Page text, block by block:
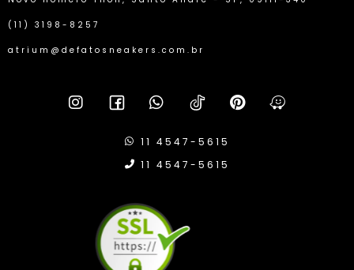
(11) 3198-8257
atrium@defatosneakers.com.br
11 4547-5615
11 4547-5615
Compra Protegida